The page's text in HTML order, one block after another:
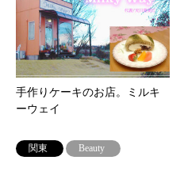
手作りケーキのお店。ミルキ
ーウェイ
関東 Beauty